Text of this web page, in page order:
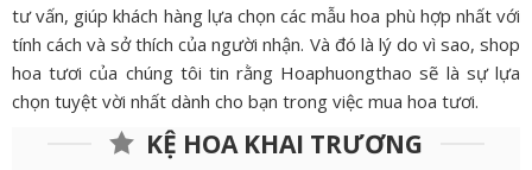
tư vấn, giúp khách hàng lựa chọn các mẫu hoa phù hợp nhất với
tính cách và sở thích của người nhận. Và đó là lý do vì sao, shop
hoa tươi của chúng tôi tin rằng Hoaphuongthao sẽ là sự lựa
chọn tuyệt vời nhất dành cho bạn trong việc mua hoa tươi.
KỆ HOA KHAI TRƯƠNG